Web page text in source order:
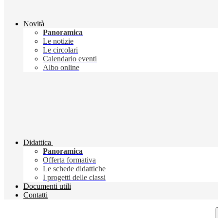
Novità
Panoramica
Le notizie
Le circolari
Calendario eventi
Albo online
Didattica
Panoramica
Offerta formativa
Le schede didattiche
I progetti delle classi
Documenti utili
Contatti